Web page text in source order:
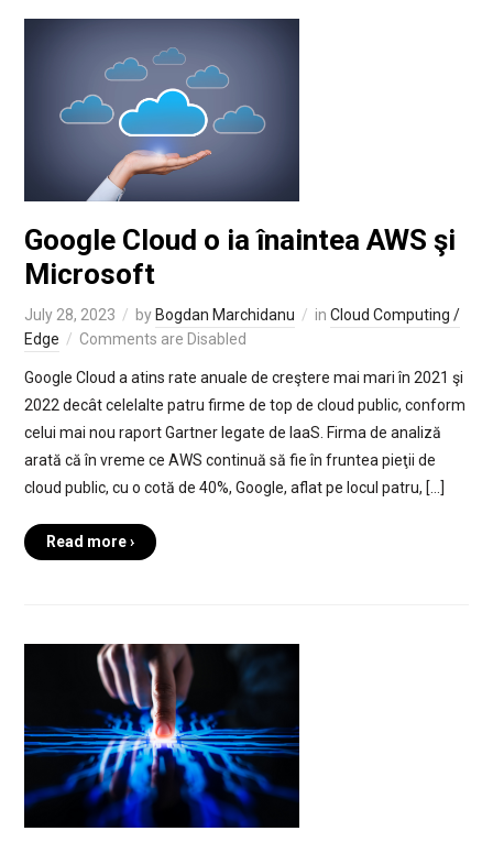
Google Cloud o ia înaintea AWS şi
Microsoft
July 28, 2023 by Bogdan Marchidanu in Cloud Computing /
Edge
Comments are Disabled
Google Cloud a atins rate anuale de creştere mai mari în 2021 şi
2022 decât celelalte patru firme de top de cloud public, conform
celui mai nou raport Gartner legate de IaaS. Firma de analiză
arată că în vreme ce AWS continuă să fie în fruntea pieţii de
cloud public, cu o cotă de 40%, Google, aflat pe locul patru, […]
Read more ›